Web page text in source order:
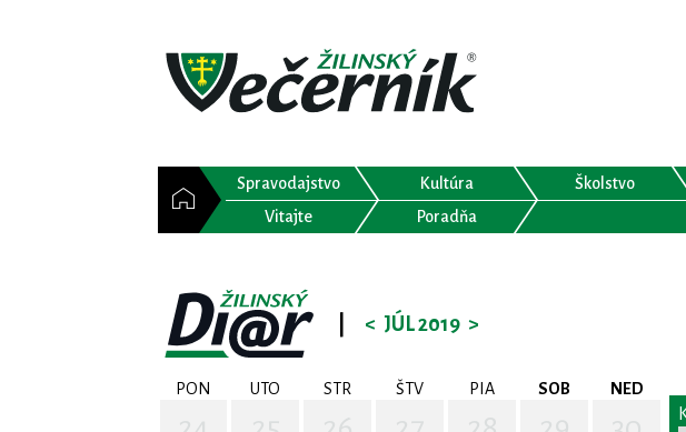
Spravodajstvo Kultúra Školstvo
Vitajte
Poradňa
< JÚL 2019 >
PON UTO STR ŠTV PIA SOB NED